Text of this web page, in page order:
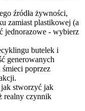
źródła żywności,
zamiast plastikowej (a
jednorazowe - wybierz
butelek i
generowanych
śmieci poprzez
stworzyć jak
realny czynnik